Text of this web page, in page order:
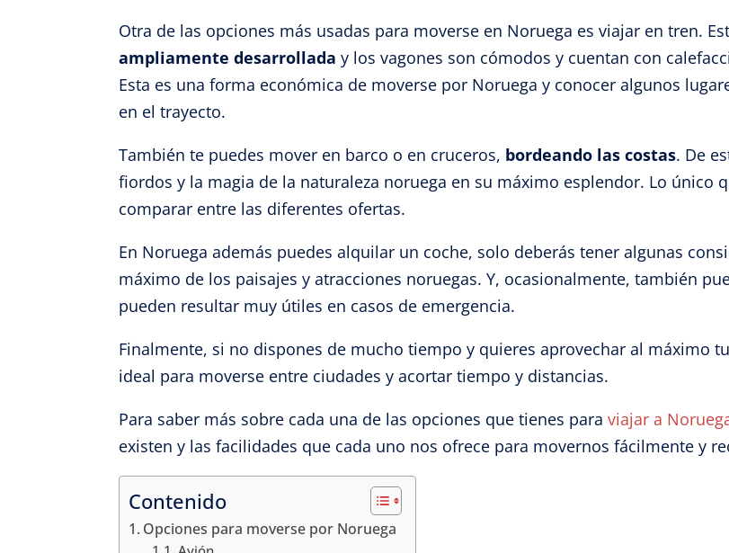
Otra de las opciones más usadas para moverse en Noruega es viajar en tren.
ampliamente desarrollada y los vagones son cómodos y cuentan con
Esta es una forma económica de moverse por Noruega y conocer algunos
en el trayecto.
También te puedes mover en barco o en cruceros, bordeando las costas. De
fiordos y la magia de la naturaleza noruega en su máximo esplendor. Lo único
comparar entre las diferentes ofertas.
En Noruega además puedes alquilar un coche, solo deberás tener algunas
máximo de los paisajes y atracciones noruegas. Y, ocasionalmente, también
pueden resultar muy útiles en casos de emergencia.
Finalmente, si no dispones de mucho tiempo y quieres aprovechar al máximo
ideal para moverse entre ciudades y acortar tiempo y distancias.
Para saber más sobre cada una de las opciones que tienes para viajar a
existen y las facilidades que cada uno nos ofrece para movernos fácilmente y
Contenido
Opciones para moverse por Noruega